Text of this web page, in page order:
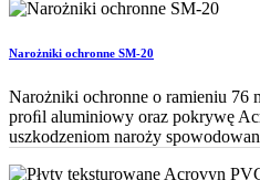
Narożniki ochronne SM-20
Narożniki ochronne o ramieniu 76
proﬁl aluminiowy oraz pokrywę
uszkodzeniom naroży